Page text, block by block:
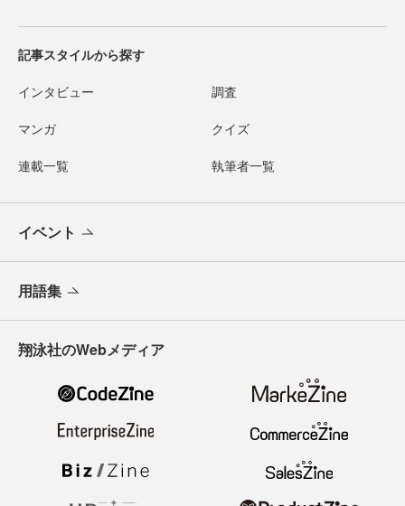
記事スタイルから探す
インタビュー 調査
マンガ クイズ
連載一覧 執筆者一覧
イベント
用語集
翔泳社のWebメディア